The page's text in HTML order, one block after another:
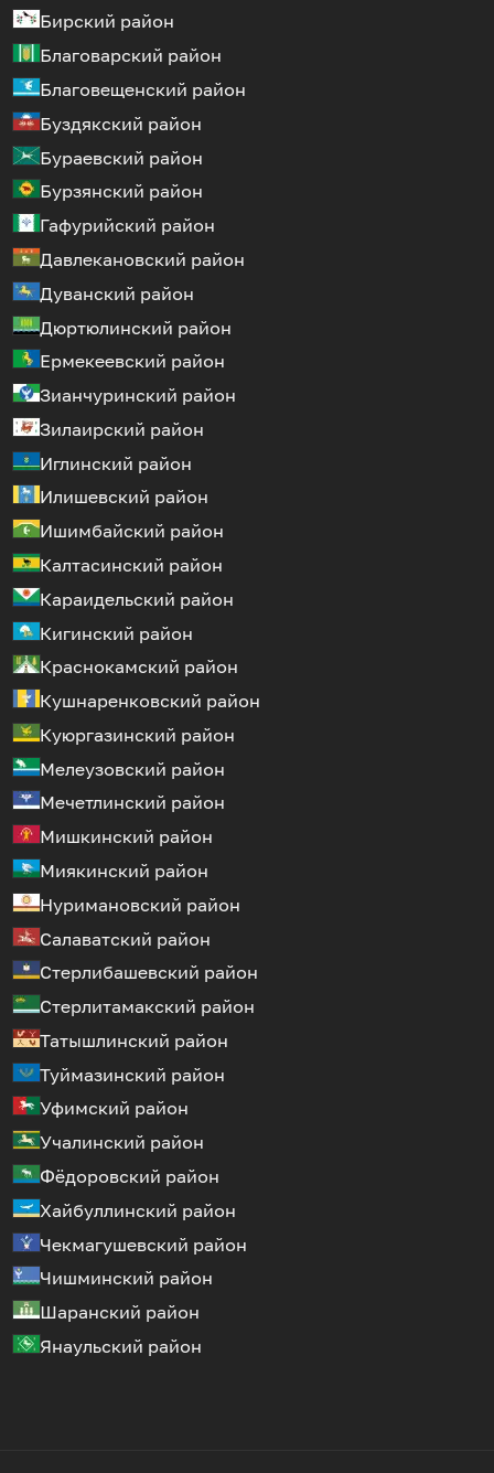
Бирский район
Благоварский район
Благовещенский район
Буздякский район
Бураевский район
Бурзянский район
Гафурийский район
Давлекановский район
Дуванский район
Дюртюлинский район
Ермекеевский район
Зианчуринский район
Зилаирский район
Иглинский район
Илишевский район
Ишимбайский район
Калтасинский район
Караидельский район
Кигинский район
Краснокамский район
Кушнаренковский район
Куюргазинский район
Мелеузовский район
Мечетлинский район
Мишкинский район
Миякинский район
Нуримановский район
Салаватский район
Стерлибашевский район
Стерлитамакский район
Татышлинский район
Туймазинский район
Уфимский район
Учалинский район
Фёдоровский район
Хайбуллинский район
Чекмагушевский район
Чишминский район
Шаранский район
Янаульский район